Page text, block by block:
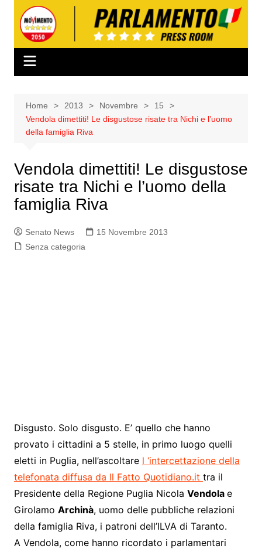
contenuto
Home 2013 Novembre
15
Vendola dimettiti! Le disgustose risate tra Nichi e l’uomo
della famiglia Riva
Vendola dimettiti! Le disgustose
risate tra Nichi e l’uomo della
famiglia Riva
Senato News
15 Novembre 2013
Senza categoria
Disgusto. Solo disgusto. E’ quello che hanno
provato i cittadini a 5 stelle, in primo luogo quelli
eletti in Puglia, nell’ascoltare l ‘intercettazione della
telefonata diffusa da Il Fatto Quotidiano.it tra il
Presidente della Regione Puglia Nicola Vendola e
Girolamo Archinà, uomo delle pubbliche relazioni
della famiglia Riva, i patroni dell’ILVA di Taranto.
A Vendola, come hanno ricordato i parlamentari